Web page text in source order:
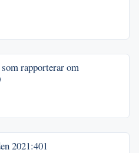
rapporterar om
2021:401